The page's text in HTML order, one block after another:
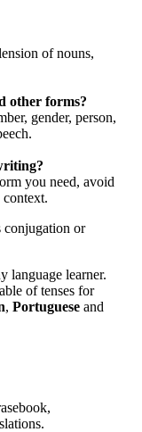
of nouns,
other forms?
gender, person,
you need, avoid
conjugation or
language learner.
of tenses for
, Portuguese and